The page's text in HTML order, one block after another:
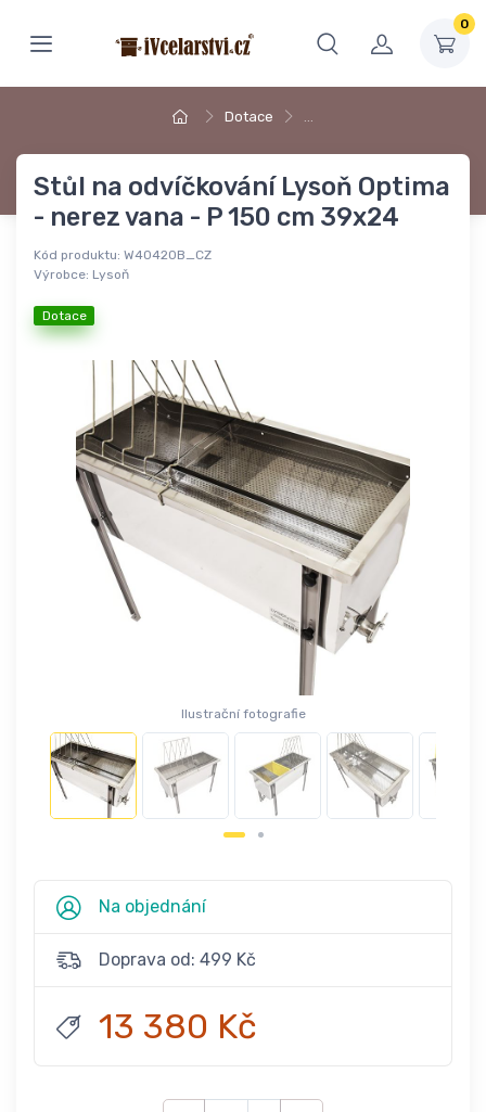
0
Dotace …
Stůl na odvíčkování Lysoň Optima
- nerez vana - P 150 cm 39x24
Kód produktu: W40420B_CZ
Výrobce: Lysoň
Dotace
Ilustrační fotografie
Na objednání
Doprava od: 499 Kč
13 380 Kč